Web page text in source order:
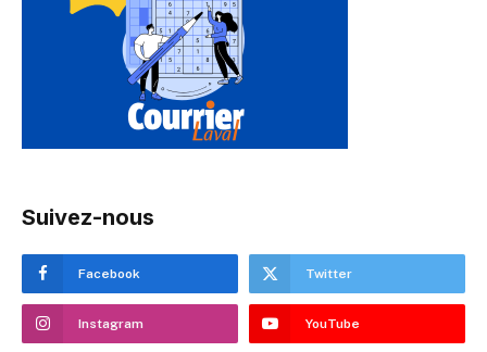
Suivez-nous
Facebook Twitter
Instagram YouTube